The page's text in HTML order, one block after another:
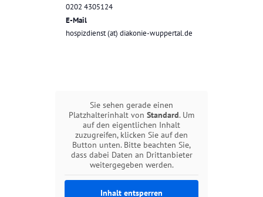
0202 4305124
E-Mail
hospizdienst (at) diakonie-wuppertal.de
Sie sehen gerade einen
Platzhalterinhalt von Standard. Um
auf den eigentlichen Inhalt
zuzugreifen, klicken Sie auf den
Button unten. Bitte beachten Sie,
dass dabei Daten an Drittanbieter
weitergegeben werden.
Inhalt entsperren